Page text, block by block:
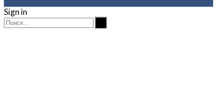
Sign in